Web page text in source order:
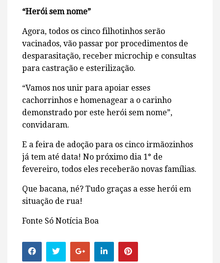
“Herói sem nome”
Agora, todos os cinco filhotinhos serão
vacinados, vão passar por procedimentos de
desparasitação, receber microchip e consultas
para castração e esterilização.
“Vamos nos unir para apoiar esses
cachorrinhos e homenagear a o carinho
demonstrado por este herói sem nome”,
convidaram.
E a feira de adoção para os cinco irmãozinhos
já tem até data! No próximo dia 1° de
fevereiro, todos eles receberão novas famílias.
Que bacana, né? Tudo graças a esse herói em
situação de rua!
Fonte Só Notícia Boa